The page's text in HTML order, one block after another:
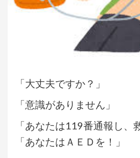
「大丈夫ですか？」
「意識がありません」
「あなたは119番通報し、
「あなたはＡＥＤを！」